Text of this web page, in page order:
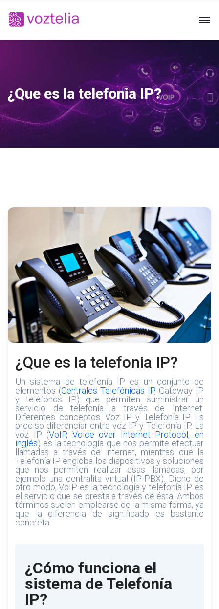
¿Que es la telefonia IP?
¿Que es la telefonia IP?
Un sistema de telefonía IP es un conjunto de
elementos (Centrales Telefónicas IP, Gateway IP
y teléfonos IP) que permiten suministrar un
servicio de telefonía a través de Internet.
Diferentes conceptos. Voz IP y Telefonía IP. Es
preciso diferenciar entre voz IP y Telefonía IP. La
voz IP (VoIP, Voice over Internet Protocol, en
inglés) es la tecnología que nos permite efectuar
llamadas a través de internet, mientras que la
Telefonía IP engloba los dispositivos y soluciones
que nos permiten realizar esas llamadas, por
ejemplo una centralita virtual (IP-PBX). Dicho de
otro modo, VoIP es la tecnología y telefonía IP es
el servicio que se presta a través de ésta. Ambos
términos suelen emplearse de la misma forma, ya
que la diferencia de significado es bastante
concreta.
¿Cómo funciona el
sistema de Telefonía
IP?